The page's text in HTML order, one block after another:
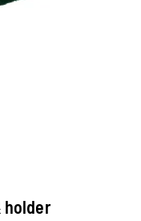
holder